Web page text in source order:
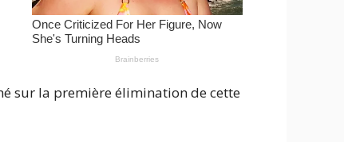
sur la première élimination de cette